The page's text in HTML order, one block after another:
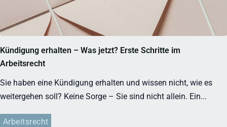
Kündigung erhalten – Was jetzt? Erste Schritte im
Arbeitsrecht
Sie haben eine Kündigung erhalten und wissen nicht, wie es
weitergehen soll? Keine Sorge – Sie sind nicht allein. Ein...
Arbeitsrecht